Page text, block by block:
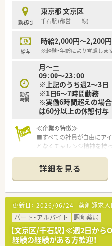
その他、介護休暇への「短
しております。
■「くるみんマーク」を取得
≪勉強できる環境です！≫
■集合研修や階層別研修な
■幅広いキャリアプランが描
勤務地
東京都 文京区
千石駅 (都営三田線)
給与
時給2,000円～2,200円
※経験・年齢により考慮しま
勤務
時間
月～土
09：00～23：00
※上記のうち週2～3日
※1日6～7時間勤務
※実働6時間超えの場
は60分以上の休憩付与
≪企業の特徴≫
■すべての社員が自由にア
となくチャレンジ精神を持
■薬剤師として更なるキャ
剤師としての枠を超えたキ
ある環境です
■東京、神奈川、千葉、埼玉
ーン薬局です
詳細を見る
更新日： 2026/06/24 薬剤師求人
パート・アルバイト
調剤薬局
【文京区/千石駅】≪週2日か
経験の経験がある方歓迎！